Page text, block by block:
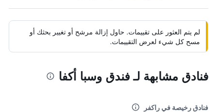
لم يتم العثور على تقييمات. حاول إزالة مرشح أو تغيير بحثك أو
مسح كل شيء لعرض التقييمات.
فنادق مشابهة لـ فندق وسبا أكفا
فنادق رخيصة في راكفر